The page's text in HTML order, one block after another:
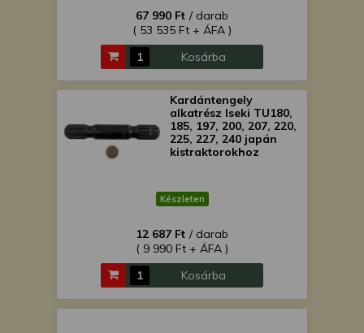
67 990 Ft / darab
( 53 535 Ft + ÁFA )
Kosárba
Kardántengely
alkatrész Iseki TU180,
185, 197, 200, 207, 220,
225, 227, 240 japán
kistraktorokhoz
Készleten
12 687 Ft / darab
( 9 990 Ft + ÁFA )
Kosárba